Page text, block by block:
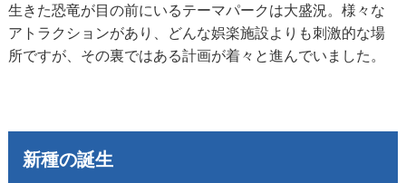
生きた恐竜が目の前にいるテーマパークは大盛況。様々な
アトラクションがあり、どんな娯楽施設よりも刺激的な場
所ですが、その裏ではある計画が着々と進んでいました。
新種の誕生